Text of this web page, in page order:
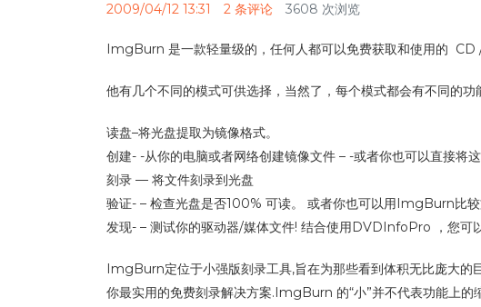
2009/04/12 13:31 2 条评论 3608 次浏览
ImgBurn 是一款轻量级的，任何人都可以免费获取和使用的
他有几个不同的模式可供选择，当然了，每个模式都会有不同的功
读盘–将光盘提取为镜像格式。
创建- -从你的电脑或者网络创建镜像文件 – -或者你也可以直接将
刻录 — 将文件刻录到光盘
验证- – 检查光盘是否100% 可读。 或者你也可以用ImgBurn比
发现- – 测试你的驱动器/媒体文件! 结合使用DVDInfoPro ，您可
ImgBurn定位于小强版刻录工具,旨在为那些看到体积无比庞大
你最实用的免费刻录解决方案.ImgBurn 的“小”并不代表功能上